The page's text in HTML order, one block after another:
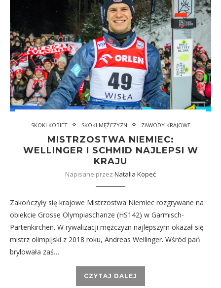
SKOKI KOBIET SKOKI MĘŻCZYZN ZAWODY KRAJOWE
MISTRZOSTWA NIEMIEC:
WELLINGER I SCHMID NAJLEPSI W
KRAJU
Napisane przez Natalia Kopeć
Zakończyły się krajowe Mistrzostwa Niemiec rozgrywane na
obiekcie Grosse Olympiaschanze (HS142) w Garmisch-
Partenkirchen. W rywalizacji mężczyzn najlepszym okazał się
mistrz olimpijski z 2018 roku, Andreas Wellinger. Wśród pań
brylowała zaś…
CZYTAJ DALEJ